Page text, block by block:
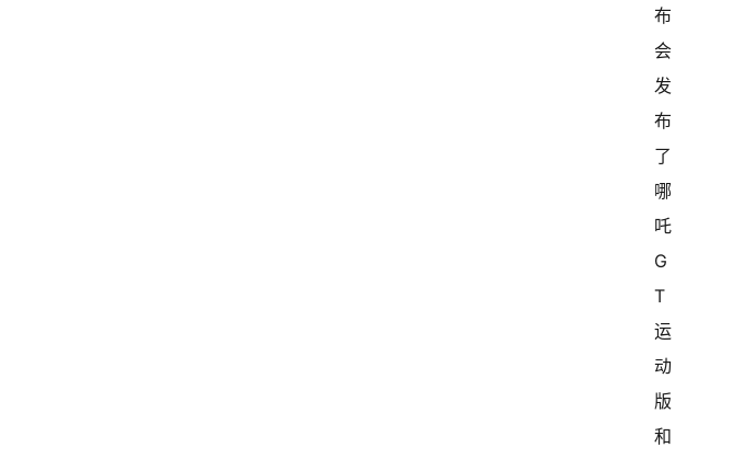
布
会
发
布
了
哪
吒
G
T
运
动
版
和